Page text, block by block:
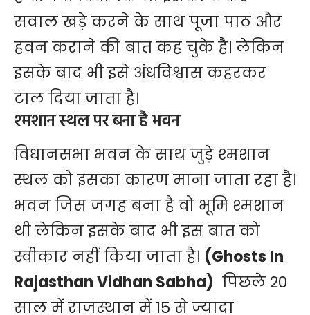
सवाल खड़े करने के साथ पूजा पाठ और
हवन कराने की बात कह चुके है। लेकिन
इसके बाद भी इसे अंधविश्वास कहरकर
टाल दिया जाता है।
श्मशान स्थल पर बना है भवन
विधानसभा भवन के साथ जुड़े श्मशान
स्थल को इसका कारण माना जाता रहा है।
भवन जिस जगह बना है वो भूमि श्मशान
थी लेकिन इसके बाद भी इस बात को
स्वीकार नहीं किया जाता है। (Ghosts In
Rajasthan Vidhan Sabha) पिछले 20
साल में राजस्थान में 15 से ज्यादा